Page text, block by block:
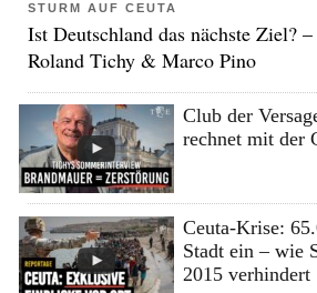
STURM AUF CEUTA
Ist Deutschland das nächste Ziel?
Roland Tichy & Marco Pino
Club der
rechnet mit der
Ceuta-Krise:
Stadt ein – wie
2015 verhindert